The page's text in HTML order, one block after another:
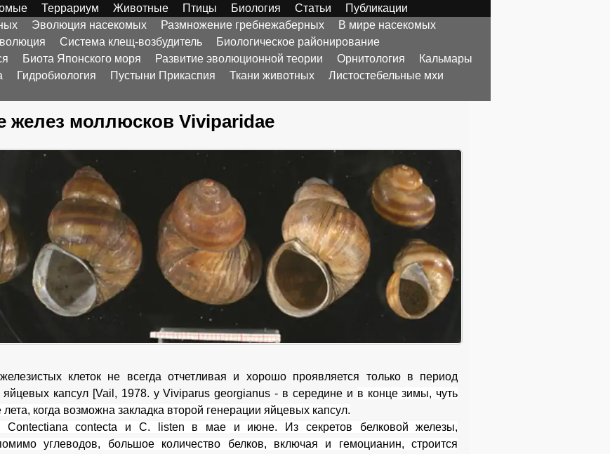
Террариум Животные Птицы Биология Статьи
Публикации
Эволюция насекомых Размножение гребнежаберных
В мире насекомых
Система клещ-возбудитель
Биологическое районирование
Биота Японского моря Развитие эволюционной теории Орнитология
Кальмары
Гидробиология Пустыни Прикаспия Ткани животных
Листостебельные мхи
желез моллюсков Viviparidae
клеток не всегда отчетливая и хорошо проявляется только в период
капсул [Vail, 1978. у Viviparus georgianus - в середине и в конце зимы, чуть
когда возможна закладка второй генерации яйцевых капсул.
contecta и С. listen в мае и июне. Из секретов белковой железы,
углеводов, большое количество белков, включая и гемоцианин, строится